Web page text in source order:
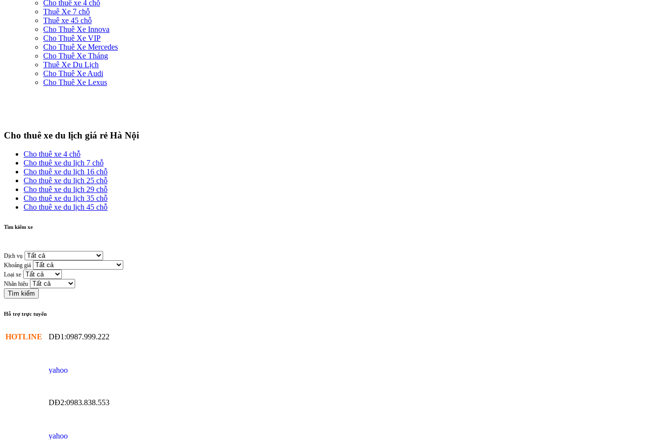
Cho thuê xe 4 chỗ
Thuê Xe 7 chỗ
Thuê xe 45 chỗ
Cho Thuê Xe Innova
Cho Thuê Xe VIP
Cho Thuê Xe Mercedes
Cho Thuê Xe Tháng
Thuê Xe Du Lịch
Cho Thuê Xe Audi
Cho Thuê Xe Lexus
Cho thuê xe du lịch giá rẻ Hà Nội
Cho thuê xe 4 chỗ
Cho thuê xe du lịch 7 chỗ
Cho thuê xe du lịch 16 chỗ
Cho thuê xe du lịch 25 chỗ
Cho thuê xe du lịch 29 chỗ
Cho thuê xe du lịch 35 chỗ
Cho thuê xe du lịch 45 chỗ
Tìm kiếm xe
Dịch vụ
Khoảng giá
Loại xe
Nhãn hiệu
Hỗ trợ trực tuyến
HOTLINE DĐ1:0987.999.222
DĐ2:0983.838.553